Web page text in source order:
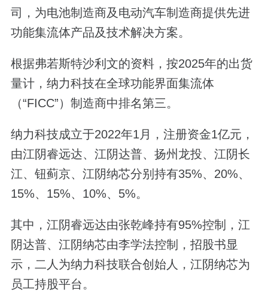
司，为电池制造商及电动汽车制造商提供先进
功能集流体产品及技术解决方案。
根据弗若斯特沙利文的资料，按2025年的出货
量计，纳力科技在全球功能界面集流体
（“FICC”）制造商中排名第三。
纳力科技成立于2022年1月，注册资金1亿元，
由江阴睿远达、江阴达普、扬州龙投、江阴长
江、钮蓟京、江阴纳芯分别持有35%、20%、
15%、15%、10%、5%。
其中，江阴睿远达由张乾峰持有95%控制，江
阴达普、江阴纳芯由李学法控制，招股书显
示，二人为纳力科技联合创始人，江阴纳芯为
员工持股平台。